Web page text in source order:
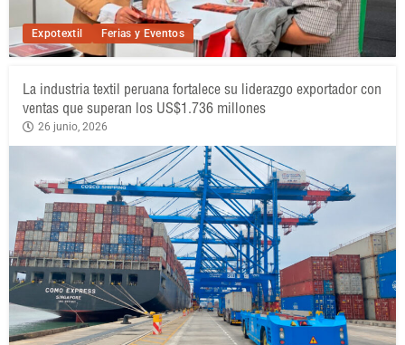
Expotextil Ferias y Eventos
La industria textil peruana fortalece su liderazgo exportador con
ventas que superan los US$1.736 millones
26 junio, 2026